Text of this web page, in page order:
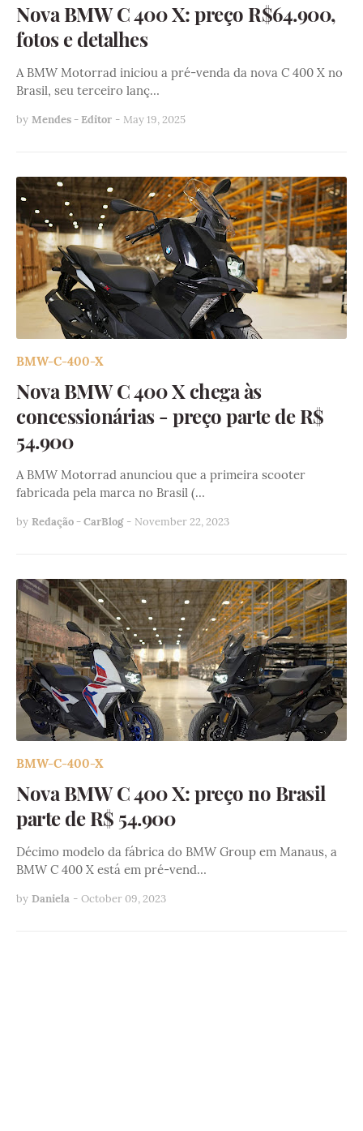
Nova BMW C 400 X: preço R$64.900,
fotos e detalhes
A BMW Motorrad iniciou a pré-venda da nova C 400 X no
Brasil, seu terceiro lanç…
by Mendes - Editor - May 19, 2025
BMW-C-400-X
Nova BMW C 400 X chega às
concessionárias - preço parte de R$
54.900
A BMW Motorrad anunciou que a primeira scooter
fabricada pela marca no Brasil (…
by Redação - CarBlog - November 22, 2023
BMW-C-400-X
Nova BMW C 400 X: preço no Brasil
parte de R$ 54.900
Décimo modelo da fábrica do BMW Group em Manaus, a
BMW C 400 X está em pré-vend…
by Daniela - October 09, 2023